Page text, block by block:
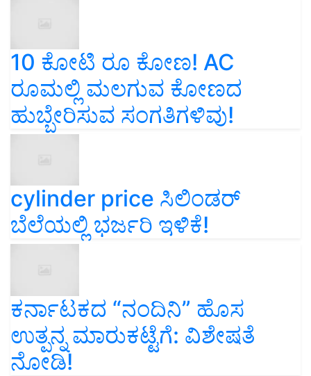
10 ಕೋಟಿ ರೂ ಕೋಣ! AC
ರೂಮಲ್ಲಿ ಮಲಗುವ ಕೋಣದ
ಹುಬ್ಬೇರಿಸುವ ಸಂಗತಿಗಳಿವು!
cylinder price ಸಿಲಿಂಡರ್‌
ಬೆಲೆಯಲ್ಲಿ ಭರ್ಜರಿ ಇಳಿಕೆ!
ಕರ್ನಾಟಕದ “ನಂದಿನಿ” ಹೊಸ
ಉತ್ಪನ್ನ ಮಾರುಕಟ್ಟೆಗೆ: ವಿಶೇಷತೆ
ನೋಡಿ!